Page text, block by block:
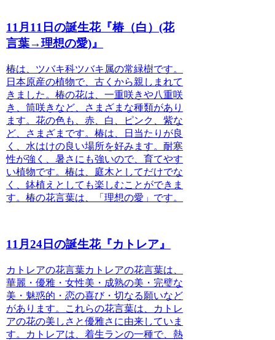
11月11日の誕生花『椿（白）(花
言葉→理想の愛)』
椿は、ツバキ科ツバキ属の常緑樹です。
日本原産の植物で、古くから親しまれて
きました。椿の花は、一重咲きや八重咲
き、筒咲きなど、さまざまな種類があり
ます。花の色も、赤、白、ピンク、紫な
ど、さまざまです。椿は、日当たりが良
く、水はけの良い場所を好みます。耐寒
性が強く、暑さにも強いので、育てやす
い植物です。椿は、庭木としてだけでな
く、鉢植えとしても楽しむことができま
す。椿の花言葉は、「理想の愛」です。
11月24日の誕生花『カトレア』
カトレアの花言葉カトレアの花言葉は、
華麗・優雅・女性美・成熟の美・完璧な
美・魅惑的・恋の喜び・切なる願いなど
があります。
これらの花言葉は、カトレ
アの花の美しさと優雅さに由来していま
す。カトレアは、着生ランの一種で、熱